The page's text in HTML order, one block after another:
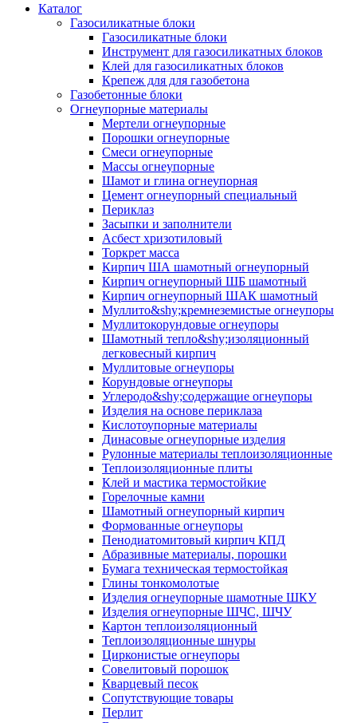
Каталог
Газосиликатные блоки
Газосиликатные блоки
Инструмент для газосиликатных блоков
Клей для газосиликатных блоков
Крепеж для для газобетона
Газобетонные блоки
Огнеупорные материалы
Мертели огнеупорные
Порошки огнеупорные
Смеси огнеупорные
Массы огнеупорные
Шамот и глина огнеупорная
Цемент огнеупорный специальный
Периклаз
Засыпки и заполнители
Асбест хризотиловый
Торкрет масса
Кирпич ША шамотный огнеупорный
Кирпич огнеупорный ШБ шамотный
Кирпич огнеупорный ШАК шамотный
Муллито&shy;­кремнеземистые огнеупоры
Муллито­корундовые огнеупоры
Шамотный тепло&shy;изоляционный
легковесный кирпич
Муллитовые огнеупоры
Корундовые огнеупоры
Углеродо&shy;содержащие огнеупоры
Изделия на основе периклаза
Кислотоупорные материалы
Динасовые огнеупорные изделия
Рулонные материалы теплоизоляционные
Тепло­изоляционные плиты
Клей и мастика термостойкие
Горелочные камни
Шамотный огнеупорный кирпич
Формованные огнеупоры
Пенодиатомитовый кирпич КПД
Абразивные материалы, порошки
Бумага техническая термостойкая
Глины тонкомолотые
Изделия огнеупорные шамотные ШКУ
Изделия огнеупорные ШЧС, ШЧУ
Картон теплоизоляционный
Теплоизоляционные шнуры
Цирконистые огнеупоры
Совелитовый порошок
Кварцевый песок
Сопутствующие товары
Перлит